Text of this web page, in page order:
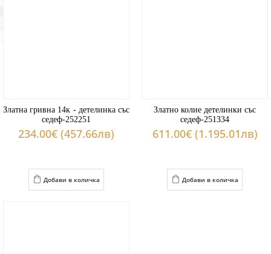
Златна гривна 14к - детелинка със
седеф-252251
234.00€ (457.66лв)
Добави в количка
Златно колие детелинки със
седеф-251334
611.00€ (1.195.01лв)
Добави в количка